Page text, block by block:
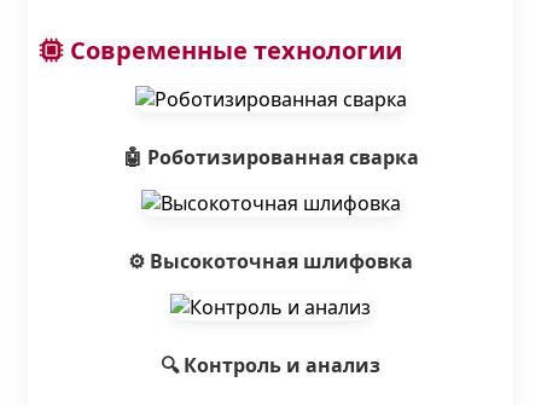
Современные технологии
🤖 Роботизированная сварка
⚙️ Высокоточная шлифовка
🔍 Контроль и анализ